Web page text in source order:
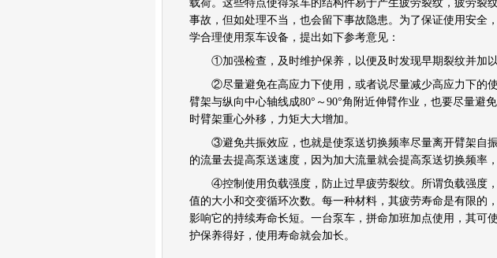
载荷。这些特点使得泵车的结构件易于产生疲劳裂纹，疲劳裂
事故，但如处理不当，也会留下事故隐患。为了保证使用安全
学合理使用泵车设备，提出如下参考意见：
①加强检查，及时维护保养，以便及时发现早期裂纹并加以
②尽量避免在高应力下使用，或者说尽量减少高应力下的使
臂架与纵向中心轴线成80°～90°角附近伸臂作业，也要尽量避
时臂架重心外移，力矩大大增加。
③避免共振效应，也就是使泵送切换频率尽量离开臂架自振
的流量去提高泵送速度，因为加大流量就会提高泵送切换频率
④控制使用负载强度，防止过早疲劳裂纹。所谓负载强度，
值的大小和交变循环次数。每一种材料，其疲劳寿命是有限的
影响它的持续寿命长短。一台泵车，拼命加班加点使用，其可
护保养得好，使用寿命就会加长。